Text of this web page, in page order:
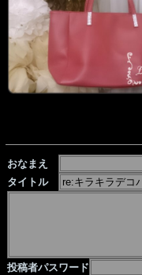
おなまえ
タイトル
投稿者パスワード